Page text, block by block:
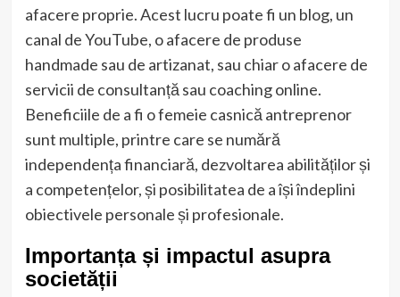
afacere proprie. Acest lucru poate fi un blog, un
canal de YouTube, o afacere de produse
handmade sau de artizanat, sau chiar o afacere de
servicii de consultanță sau coaching online.
Beneficiile de a fi o femeie casnică antreprenor
sunt multiple, printre care se numără
independența financiară, dezvoltarea abilităților și
a competențelor, și posibilitatea de a își îndeplini
obiectivele personale și profesionale.
Importanța și impactul asupra
societății